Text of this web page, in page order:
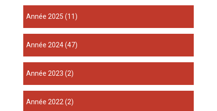
année 2025 (11)
année 2024(47)
année 2023 (2)
année 2022(2)